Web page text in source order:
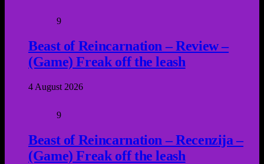
9
Beast of Reincarnation – Review –
(Game) Freak off the leash
4 August 2026
9
Beast of Reincarnation – Recenzija –
(Game) Freak off the leash